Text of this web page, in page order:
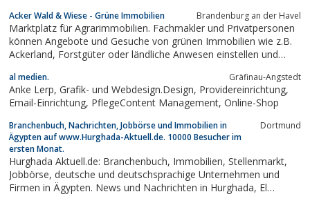
Acker Wald & Wiese - Grüne Immobilien Brandenburg an der Havel
Marktplatz für Agrarimmobilien. Fachmakler und Privatpersonen
können Angebote und Gesuche von grünen Immobilien wie z.B.
Ackerland, Forstgüter oder ländliche Anwesen einstellen und
al medien. Gräfinau-Angstedt
Anke Lerp, Grafik- und Webdesign.Design, Providereinrichtung,
Email-Einrichtung, PflegeContent Management, Online-Shop
Branchenbuch, Nachrichten, Jobbörse und Immobilien in
Ägypten auf www.Hurghada-Aktuell.de. 10000 Besucher im
ersten Monat.
Dortmund
Hurghada Aktuell.de: Branchenbuch, Immobilien, Stellenmarkt,
Jobbörse, deutsche und deutschsprachige Unternehmen und
Firmen in Ägypten. News und Nachrichten in Hurghada, El